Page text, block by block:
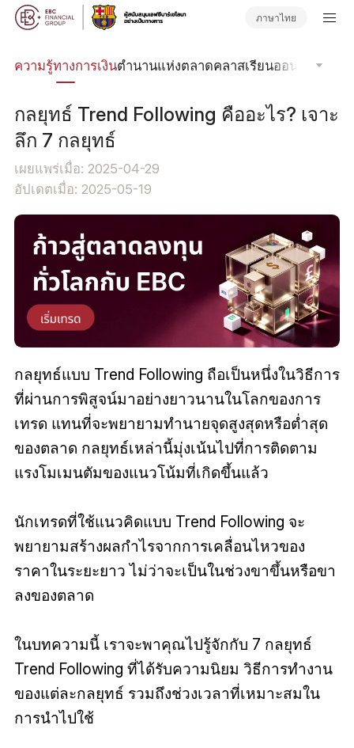
ภาษาไทย
ความรู้ทางการเงินตำนานแห่งตลาดคลาสเรียนออนไลน์โฟกั
กลยุทธ์ Trend Following คืออะไร? เจาะ
ลึก 7 กลยุทธ์
เผยแพร่เมื่อ: 2025-04-29
อัปเดตเมื่อ: 2025-05-19
กลยุทธ์แบบ Trend Following ถือเป็นหนึ่งในวิธีการ
ที่ผ่านการพิสูจน์มาอย่างยาวนานในโลกของการ
เทรด แทนที่จะพยายามทำนายจุดสูงสุดหรือต่ำสุด
ของตลาด กลยุทธ์เหล่านี้มุ่งเน้นไปที่การติดตาม
แรงโมเมนตัมของแนวโน้มที่เกิดขึ้นแล้ว
นักเทรดที่ใช้แนวคิดแบบ Trend Following จะ
พยายามสร้างผลกำไรจากการเคลื่อนไหวของ
ราคาในระยะยาว ไม่ว่าจะเป็นในช่วงขาขึ้นหรือขา
ลงของตลาด
ในบทความนี้ เราจะพาคุณไปรู้จักกับ 7 กลยุทธ์
Trend Following ที่ได้รับความนิยม วิธีการทำงาน
ของแต่ละกลยุทธ์ รวมถึงช่วงเวลาที่เหมาะสมใน
การนำไปใช้